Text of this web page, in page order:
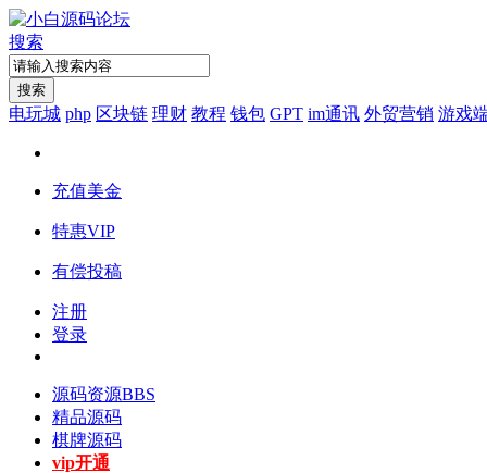
搜索
搜索
电玩城 php 区块链 理财 教程 钱包 GPT im通讯 外贸营销 游戏
充值美金
特惠VIP
有偿投稿
注册
登录
源码资源BBS
精品源码
棋牌源码
vip开通